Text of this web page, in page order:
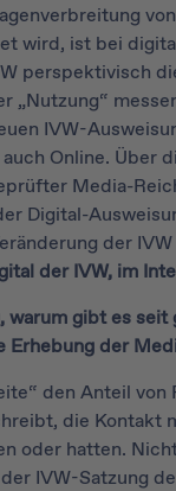
wird, ist bei
perspektivisch
„Nutzung“
IVW-
Online. Über
Media-
Digital-
der
der IVW, im
warum gibt es seit
Erhebung der
den Anteil von
die Kontakt
oder hatten.
IVW-Satzung